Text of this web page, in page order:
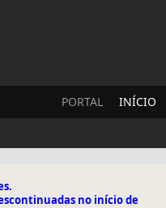
PORTAL INÍCIO
no início de